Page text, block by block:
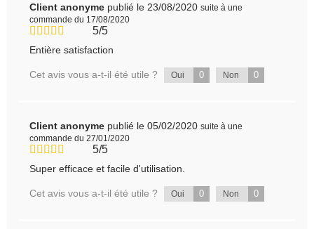
Client anonyme publié le 23/08/2020 suite à une
commande du 17/08/2020
5/5
Entière satisfaction
Cet avis vous a-t-il été utile ? Oui 0 Non 0
Client anonyme publié le 05/02/2020 suite à une
commande du 27/01/2020
5/5
Super efficace et facile d'utilisation.
Cet avis vous a-t-il été utile ? Oui 0 Non 0